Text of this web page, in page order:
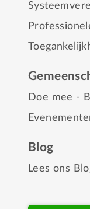
Doe mee -
Blog
Lees ons